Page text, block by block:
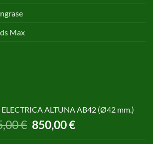
Max
ELECTRICA ALTUNA AB42 (Ø42 mm.)
€ El
precio
850,00€El
precio